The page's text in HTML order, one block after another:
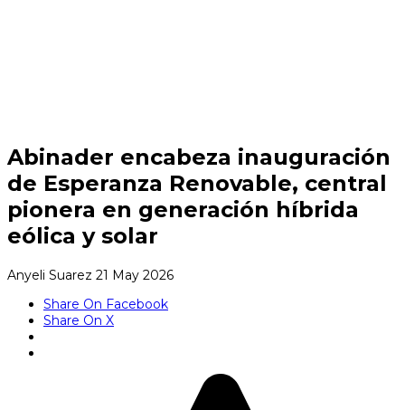
Abinader encabeza inauguración
de Esperanza Renovable, central
pionera en generación híbrida
eólica y solar
Anyeli Suarez 21 May 2026
Share On Facebook
Share On X